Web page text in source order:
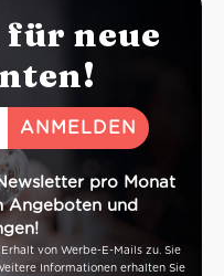
für neue
pro Monat
Angeboten und
von Werbe-E-Mails zu. Sie
Informationen erhalten Sie